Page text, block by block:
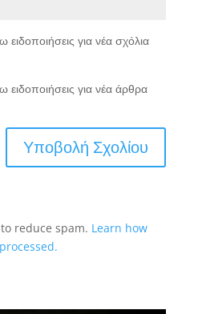
για νέα σχόλια
για νέα άρθρα
reduce spam. Learn how